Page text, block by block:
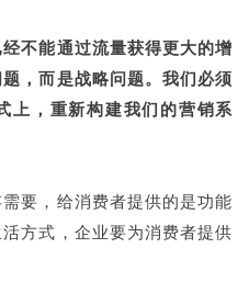
不能通过流量获得更大的增
，而是战略问题。我们必须
上，重新构建我们的营销系
要，给消费者提供的是功能
方式，企业要为消费者提供